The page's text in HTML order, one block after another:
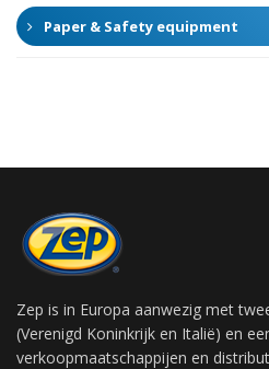
Paper & Safety equipment
Zep is in Europa aanwezig met
(Verenigd Koninkrijk en Italië) en
verkoopmaatschappijen en